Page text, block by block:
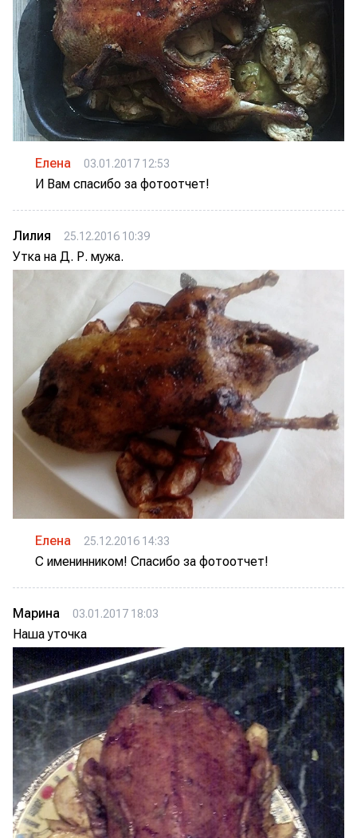
Елена 03.01.2017 12:53
И Вам спасибо за фотоотчет!
Лилия 25.12.2016 10:39
Утка на Д. Р. мужа.
Елена 25.12.2016 14:33
С именинником! Спасибо за фотоотчет!
Марина 03.01.2017 18:03
Наша уточка